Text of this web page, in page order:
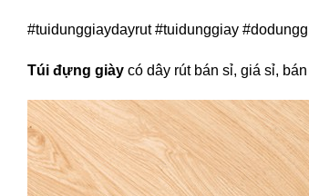
#tuidunggiaydayrut #tuidunggiay
Túi đựng giày có dây rút bán sỉ, giá sỉ,